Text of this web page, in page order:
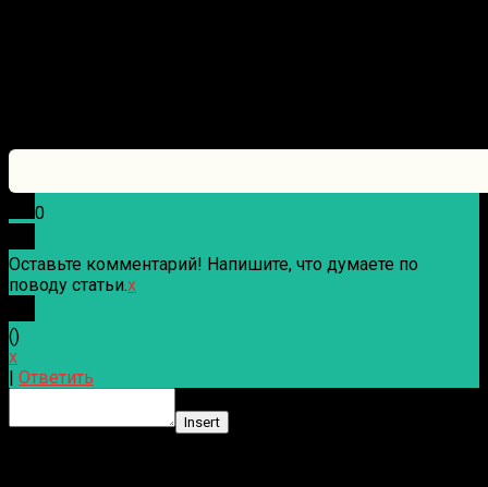
0
Оставьте комментарий! Напишите, что думаете по
поводу статьи.x
()
x
| Ответить
Insert